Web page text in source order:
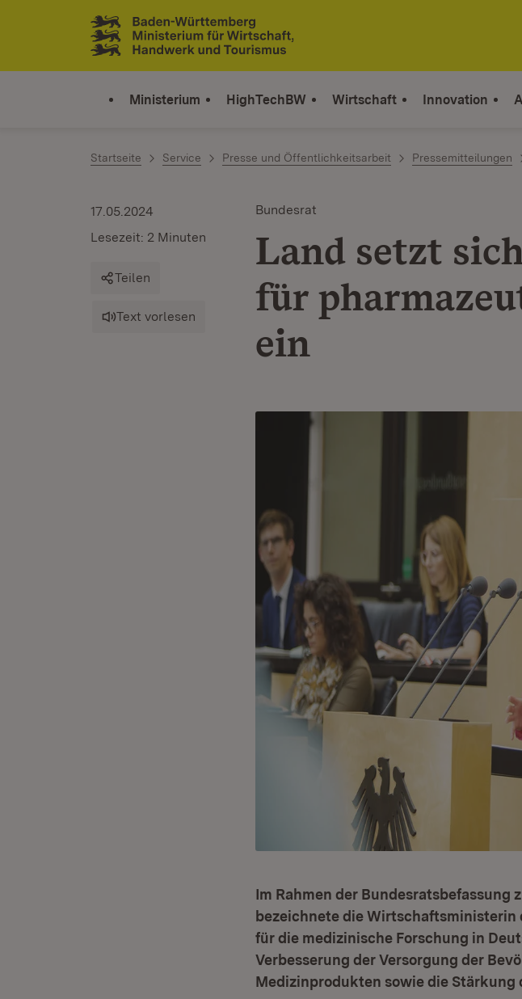
Zum Inhalt springen
Link zur Startseite
Ministerium HighTechBW Wirtschaft Innovation
Startseite Service Presse und Öffentlichkeitsarbeit Pressemitteilungen
Bundesrat
Land setzt
für
ein
17.05.2024
Lesezeit: 2 Minuten
Teilen
Text vorlesen
Im Rahmen der Bundesratsbefassung
bezeichnete die Wirtschaftsministerin
für die medizinische Forschung in
Verbesserung der Versorgung der
Medizinprodukten sowie die